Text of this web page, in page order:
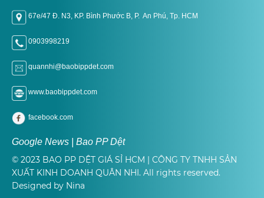
67e/47 Đ. N3, KP. Bình Phước B, P. An Phú, Tp. HCM
0903998219
quannhi@baobippdet.com
www.baobippdet.com
facebook.com
Google News | Bao PP Dệt
© 2023 BAO PP DỆT GIÁ SỈ HCM | CÔNG TY TNHH SẢN
XUẤT KINH DOANH QUÂN NHI. All rights reserved.
Designed by Nina